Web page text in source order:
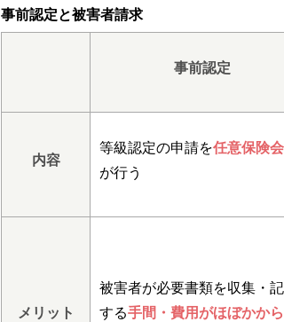
事前認定と被害者請求
事前認定
内容
等級認定の申請を任意保険
が行う
メリット
被害者が必要書類を収集・
する手間・費用がほぼかか